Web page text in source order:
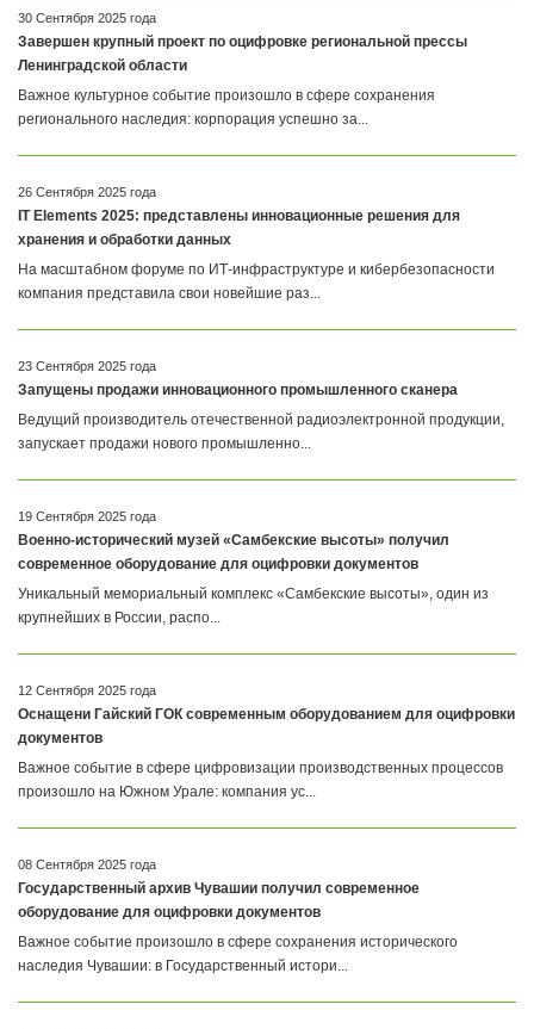
30 Сентября 2025 года
Завершен крупный проект по оцифровке региональной прессы
Ленинградской области
Важное культурное событие произошло в сфере сохранения
регионального наследия: корпорация успешно за...
26 Сентября 2025 года
IT Elements 2025: представлены инновационные решения для
хранения и обработки данных
На масштабном форуме по ИТ-инфраструктуре и кибербезопасности
компания представила свои новейшие раз...
23 Сентября 2025 года
Запущены продажи инновационного промышленного сканера
Ведущий производитель отечественной радиоэлектронной продукции,
запускает продажи нового промышленно...
19 Сентября 2025 года
Военно-исторический музей «Самбекские высоты» получил
современное оборудование для оцифровки документов
Уникальный мемориальный комплекс «Самбекские высоты», один из
крупнейших в России, распо...
12 Сентября 2025 года
Оснащени Гайский ГОК современным оборудованием для оцифровки
документов
Важное событие в сфере цифровизации производственных процессов
произошло на Южном Урале: компания ус...
08 Сентября 2025 года
Государственный архив Чувашии получил современное
оборудование для оцифровки документов
Важное событие произошло в сфере сохранения исторического
наследия Чувашии: в Государственный истори...